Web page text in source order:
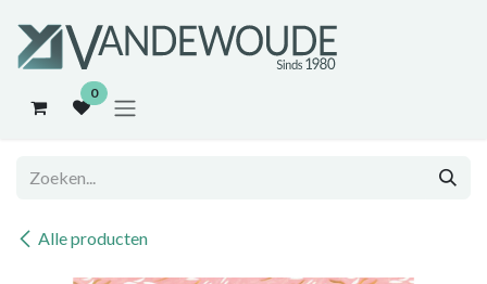
0
Alle producten